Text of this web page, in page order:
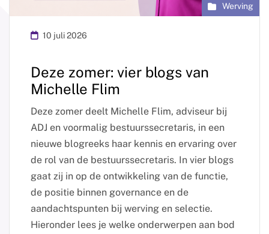
Werving
10 juli 2026
Deze zomer: vier blogs van
Michelle Flim
Deze zomer deelt Michelle Flim, adviseur bij
ADJ en voormalig bestuurssecretaris, in een
nieuwe blogreeks haar kennis en ervaring over
de rol van de bestuurssecretaris. In vier blogs
gaat zij in op de ontwikkeling van de functie,
de positie binnen governance en de
aandachtspunten bij werving en selectie.
Hieronder lees je welke onderwerpen aan bod